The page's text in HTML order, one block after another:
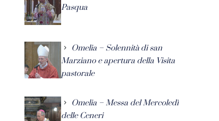
Pasqua
Omelia – Solennità di san
Marziano e apertura della Visita
pastorale
Omelia – Messa del Mercoledì
delle Ceneri